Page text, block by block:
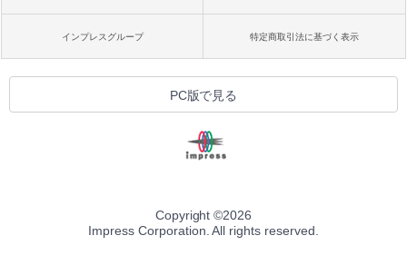
インプレスグループ 特定商取引法に基づく表示
PC版で見る
Copyright ©2026
Impress Corporation. All rights reserved.